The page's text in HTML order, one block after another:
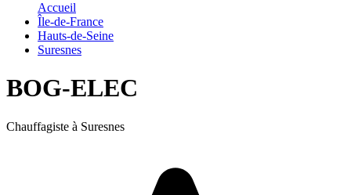
Accueil
Île-de-France
Hauts-de-Seine
Suresnes
BOG-ELEC
Chauffagiste à Suresnes